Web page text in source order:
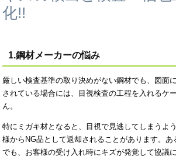
化!!
1.鋼材メーカーの悩み
厳しい検査基準の取り決めがない鋼材でも、図面
されている場合には、目視検査の工程を入れるケ
ん。
特にミガキ材となると、目視で見逃してしまうよ
様からNG品として返却されることがあります。
でも、お客様の受け入れ時にキズが発覚して協議